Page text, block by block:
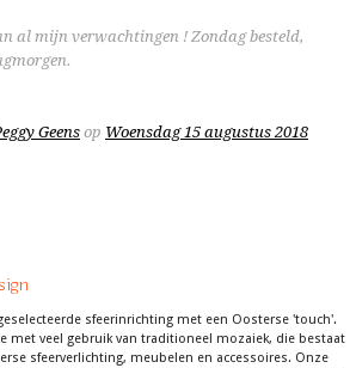
al mijn verwachtingen ! Zondag besteld,
Geens op Woensdag 15 augustus 2018
sfeerinrichting met een Oosterse 'touch'.
met veel gebruik van traditioneel mozaiek, die bestaat
sfeerverlichting, meubelen en accessoires. Onze